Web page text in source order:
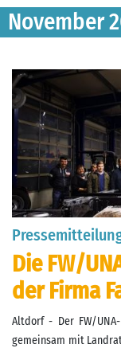
November
Die FW/
der Firma
Altdorf - Der FW/
gemeinsam mit